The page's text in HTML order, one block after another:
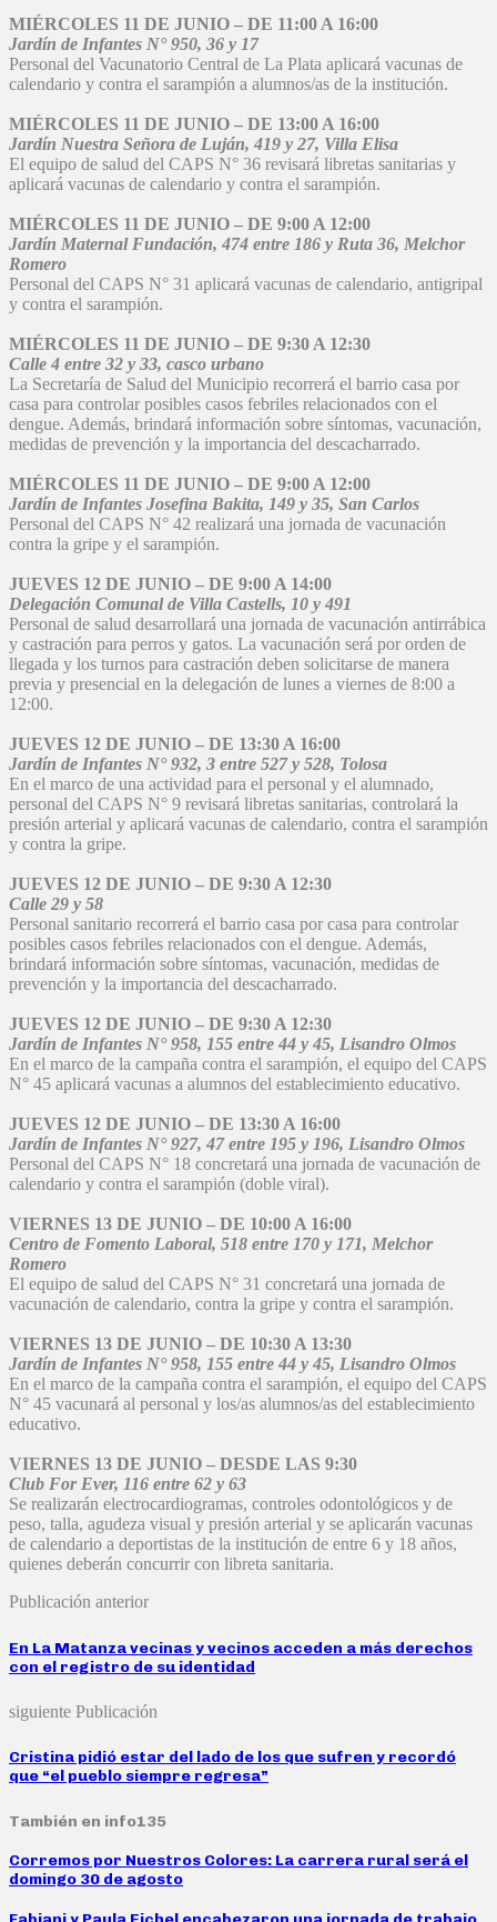
MIÉRCOLES 11 DE JUNIO – DE 11:00 A 16:00
Jardín de Infantes N° 950, 36 y 17
Personal del Vacunatorio Central de La Plata aplicará vacunas de
calendario y contra el sarampión a alumnos/as de la institución.
MIÉRCOLES 11 DE JUNIO – DE 13:00 A 16:00
Jardín Nuestra Señora de Luján, 419 y 27, Villa Elisa
El equipo de salud del CAPS N° 36 revisará libretas sanitarias y
aplicará vacunas de calendario y contra el sarampión.
MIÉRCOLES 11 DE JUNIO – DE 9:00 A 12:00
Jardín Maternal Fundación, 474 entre 186 y Ruta 36, Melchor
Romero
Personal del CAPS N° 31 aplicará vacunas de calendario, antigripal
y contra el sarampión.
MIÉRCOLES 11 DE JUNIO – DE 9:30 A 12:30
Calle 4 entre 32 y 33, casco urbano
La Secretaría de Salud del Municipio recorrerá el barrio casa por
casa para controlar posibles casos febriles relacionados con el
dengue. Además, brindará información sobre síntomas, vacunación,
medidas de prevención y la importancia del descacharrado.
MIÉRCOLES 11 DE JUNIO – DE 9:00 A 12:00
Jardín de Infantes Josefina Bakita, 149 y 35, San Carlos
Personal del CAPS N° 42 realizará una jornada de vacunación
contra la gripe y el sarampión.
JUEVES 12 DE JUNIO – DE 9:00 A 14:00
Delegación Comunal de Villa Castells, 10 y 491
Personal de salud desarrollará una jornada de vacunación antirrábica
y castración para perros y gatos. La vacunación será por orden de
llegada y los turnos para castración deben solicitarse de manera
previa y presencial en la delegación de lunes a viernes de 8:00 a
12:00.
JUEVES 12 DE JUNIO – DE 13:30 A 16:00
Jardín de Infantes N° 932, 3 entre 527 y 528, Tolosa
En el marco de una actividad para el personal y el alumnado,
personal del CAPS N° 9 revisará libretas sanitarias, controlará la
presión arterial y aplicará vacunas de calendario, contra el sarampión
y contra la gripe.
JUEVES 12 DE JUNIO – DE 9:30 A 12:30
Calle 29 y 58
Personal sanitario recorrerá el barrio casa por casa para controlar
posibles casos febriles relacionados con el dengue. Además,
brindará información sobre síntomas, vacunación, medidas de
prevención y la importancia del descacharrado.
JUEVES 12 DE JUNIO – DE 9:30 A 12:30
Jardín de Infantes N° 958, 155 entre 44 y 45, Lisandro Olmos
En el marco de la campaña contra el sarampión, el equipo del CAPS
N° 45 aplicará vacunas a alumnos del establecimiento educativo.
JUEVES 12 DE JUNIO – DE 13:30 A 16:00
Jardín de Infantes N° 927, 47 entre 195 y 196, Lisandro Olmos
Personal del CAPS N° 18 concretará una jornada de vacunación de
calendario y contra el sarampión (doble viral).
VIERNES 13 DE JUNIO – DE 10:00 A 16:00
Centro de Fomento Laboral, 518 entre 170 y 171, Melchor
Romero
El equipo de salud del CAPS N° 31 concretará una jornada de
vacunación de calendario, contra la gripe y contra el sarampión.
VIERNES 13 DE JUNIO – DE 10:30 A 13:30
Jardín de Infantes N° 958, 155 entre 44 y 45, Lisandro Olmos
En el marco de la campaña contra el sarampión, el equipo del CAPS
N° 45 vacunará al personal y los/as alumnos/as del establecimiento
educativo.
VIERNES 13 DE JUNIO – DESDE LAS 9:30
Club For Ever, 116 entre 62 y 63
Se realizarán electrocardiogramas, controles odontológicos y de
peso, talla, agudeza visual y presión arterial y se aplicarán vacunas
de calendario a deportistas de la institución de entre 6 y 18 años,
quienes deberán concurrir con libreta sanitaria.
Publicación anterior
En La Matanza vecinas y vecinos acceden a más derechos
con el registro de su identidad
siguiente Publicación
Cristina pidió estar del lado de los que sufren y recordó
que “el pueblo siempre regresa”
También en info135
Corremos por Nuestros Colores: La carrera rural será el
domingo 30 de agosto